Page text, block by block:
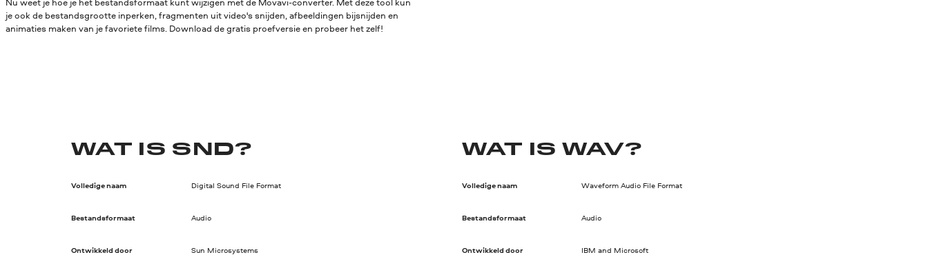
je ook de bestandsgrootte inperken, fragmenten uit video's snijden, afbeeldingen bijsnijden en
animaties maken van je favoriete films. Download de gratis proefversie en probeer het zelf!
WAT IS SND?
Volledige naam Digital Sound File Format
Bestandsformaat Audio
Ontwikkeld door Sun Microsystems
WAT IS WAV?
Volledige naam Waveform Audio File Format
Bestandsformaat Audio
Ontwikkeld door IBM and Microsoft